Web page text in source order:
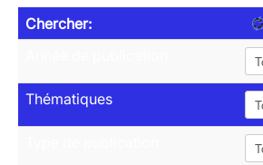
Chercher:
Thématiques